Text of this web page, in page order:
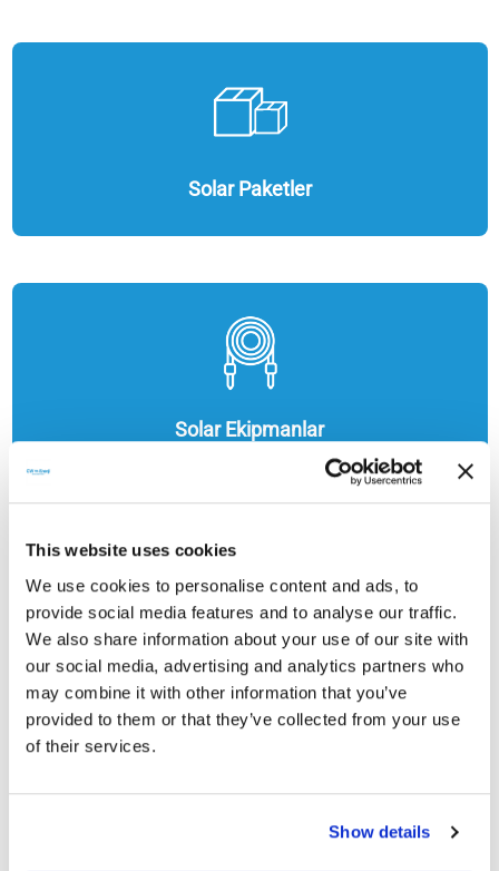
This website uses cookies
We use cookies to personalise content and ads, to
provide social media features and to analyse our traffic.
We also share information about your use of our site with
our social media, advertising and analytics partners who
may combine it with other information that you’ve
provided to them or that they’ve collected from your use
of their services.
Show details
Solar Paketler
Solar Ekipmanlar
Enerji Depolama Çözümleri